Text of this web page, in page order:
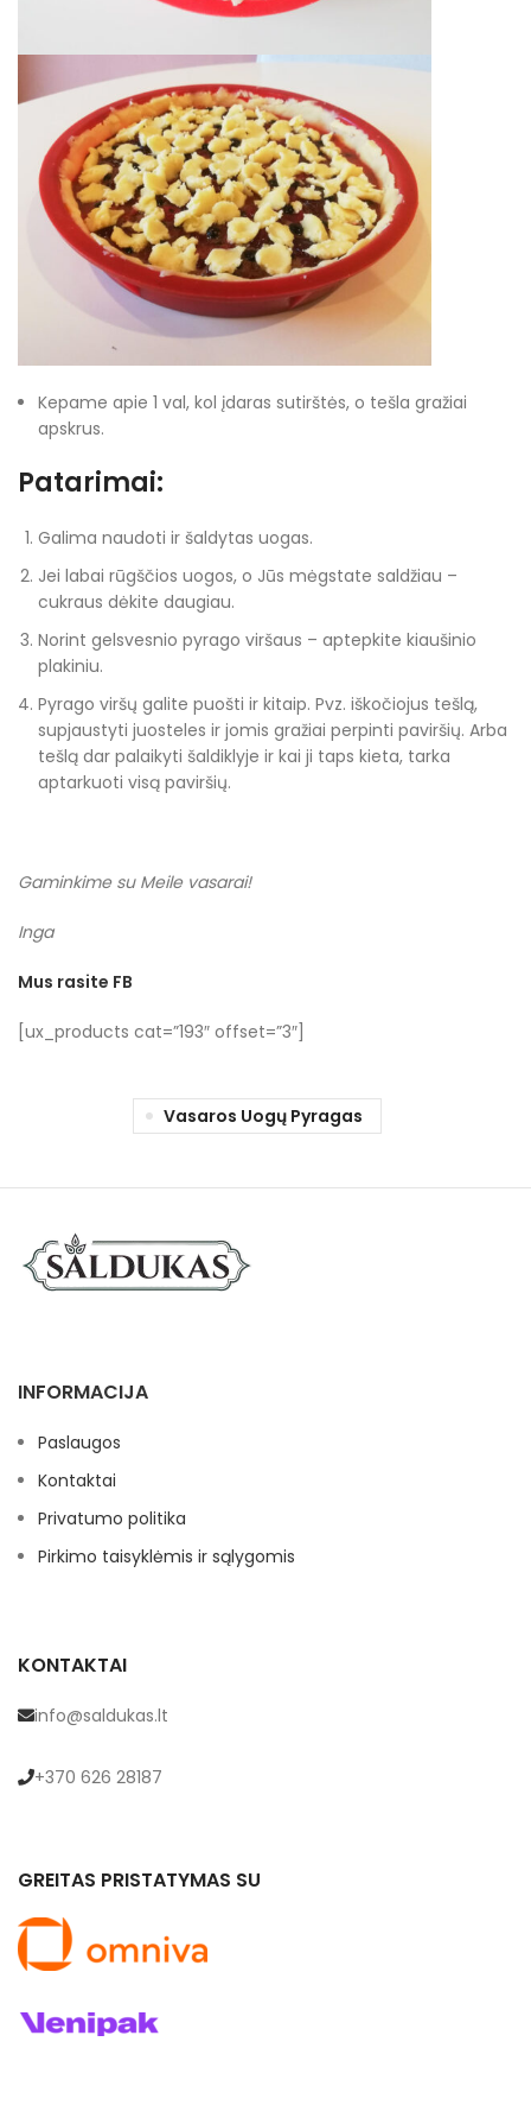
Kepame apie 1 val, kol įdaras sutirštės, o tešla gražiai
apskrus.
Patarimai:
Galima naudoti ir šaldytas uogas.
Jei labai rūgščios uogos, o Jūs mėgstate saldžiau –
cukraus dėkite daugiau.
Norint gelsvesnio pyrago viršaus – aptepkite kiaušinio
plakiniu.
Pyrago viršų galite puošti ir kitaip. Pvz. iškočiojus tešlą,
supjaustyti juosteles ir jomis gražiai perpinti paviršių. Arba
tešlą dar palaikyti šaldiklyje ir kai ji taps kieta, tarka
aptarkuoti visą paviršių.
Gaminkime su Meile vasarai!
Inga
Mus rasite FB
[ux_products cat=”193″ offset=”3″]
Vasaros Uogų Pyragas
INFORMACIJA
Paslaugos
Kontaktai
Privatumo politika
Pirkimo taisyklėmis ir sąlygomis
KONTAKTAI
info@saldukas.lt
+370 626 28187
GREITAS PRISTATYMAS SU